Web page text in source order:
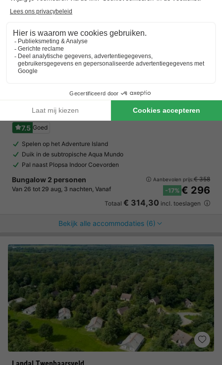
Drenthe,Dalen Kaart
7.5 Goed
Spelen op het Adventure Island
Duik in de subtropische Aqua Mundo
Pal naast Plopsa Indoor Coevorden
Bungalow 2 personen
Van 26 tot 29 aug, 3 nachten, Vanaf
Aanbevolen prijs:€ 358
-17% € 296
Totaal € 314,30 incl. toeslagen
Bekijk alle accommodaties (6)